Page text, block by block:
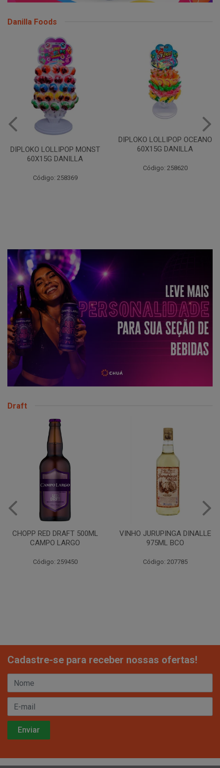
Danilla Foods
DIPLOKO LOLLIPOP MONST
60X15G DANILLA
Código: 258369
DIPLOKO LOLLIPOP OCEANO
60X15G DANILLA
Código: 258620
Draft
CHOPP RED DRAFT 500ML
CAMPO LARGO
Código: 259450
VINHO JURUPINGA DINALLE
975ML BCO
Código: 207785
Cadastre-se para receber nossas ofertas!